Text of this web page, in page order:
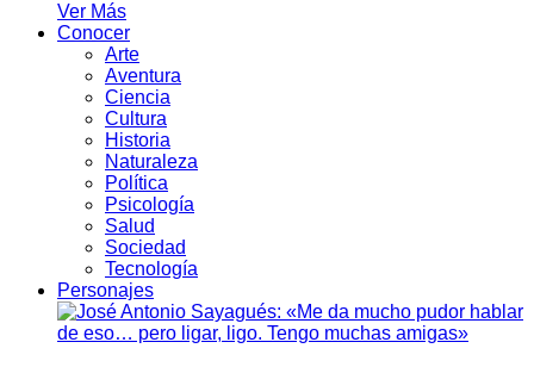
Ver Más
Conocer
Arte
Aventura
Ciencia
Cultura
Historia
Naturaleza
Política
Psicología
Salud
Sociedad
Tecnología
Personajes